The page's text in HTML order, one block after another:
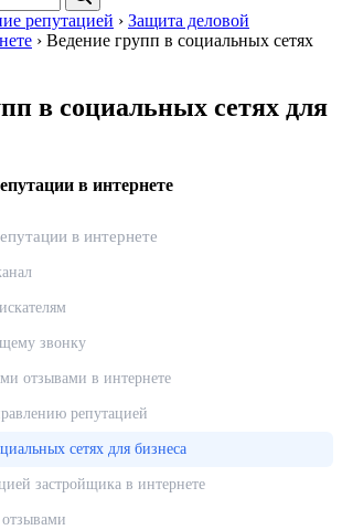
репутацией › Защита деловой
› Ведение групп в социальных сетях
в социальных сетях для
в интернете
в интернете
звонку
отзывами в интернете
репутацией
сетях для бизнеса
застройщика в интернете